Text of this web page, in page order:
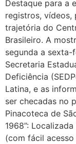
Destaque para a
registros, vídeos,
trajetória do
Brasileiro. A
segunda a sexta-
Secretaria
Deficiência
Latina, e as
ser checadas no
Pinacoteca de
1968”:
(com fácil